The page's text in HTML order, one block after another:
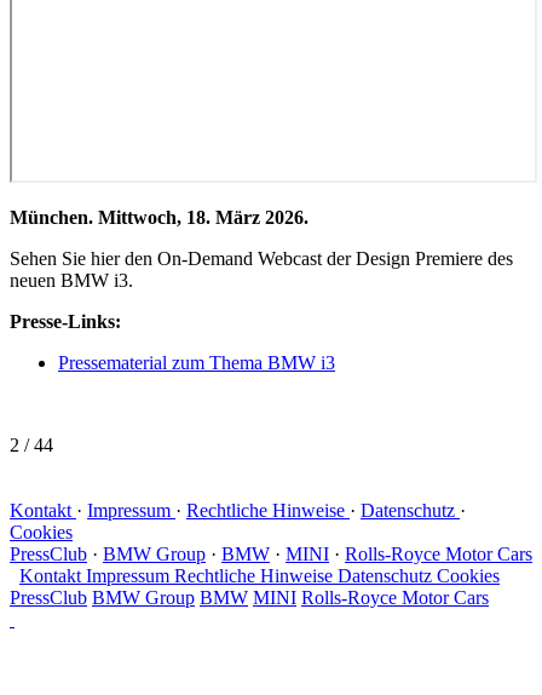
München. Mittwoch, 18. März 2026.
Sehen Sie hier den On-Demand Webcast der Design Premiere des
neuen BMW i3.
Presse-Links:
Pressematerial zum Thema BMW i3
2 / 44
Kontakt · Impressum · Rechtliche Hinweise · Datenschutz ·
Cookies
PressClub · BMW Group · BMW · MINI · Rolls-Royce Motor Cars
Kontakt Impressum Rechtliche Hinweise Datenschutz Cookies
PressClub BMW Group BMW MINI Rolls-Royce Motor Cars